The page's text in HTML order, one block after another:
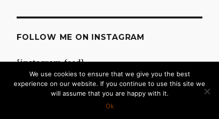
FOLLOW ME ON INSTAGRAM
[instagram-feed]
Fièrement propulsé par WordPress
We use cookies to ensure that we give you the best
experience on our website. If you continue to use this site we
will assume that you are happy with it.
Ok